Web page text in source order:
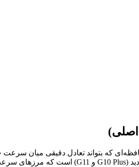
که بتواند تعادل دقیقی میان